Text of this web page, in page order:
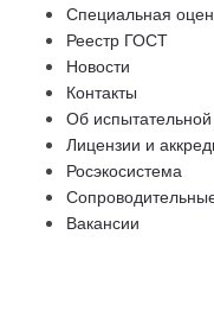
Специальная
Реестр ГОСТ
Новости
Контакты
Об
Лицензии и
Росэкосистема
Вакансии